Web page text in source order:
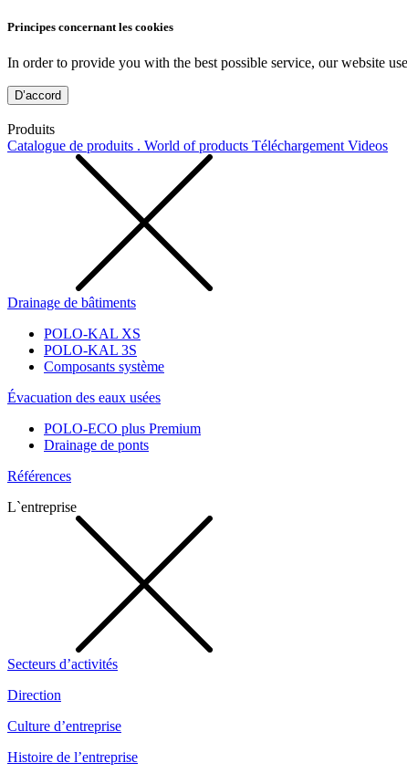
Principes concernant les cookies
In order to provide you with the best possible service, our website
D’accord
Produits
Catalogue de produits . World of products Téléchargement Videos
Drainage de bâtiments
POLO-KAL XS
POLO-KAL 3S
Composants système
Évacuation des eaux usées
POLO-ECO plus Premium
Drainage de ponts
Références
L`entreprise
Secteurs d’activités
Direction
Culture d’entreprise
Histoire de l’entreprise